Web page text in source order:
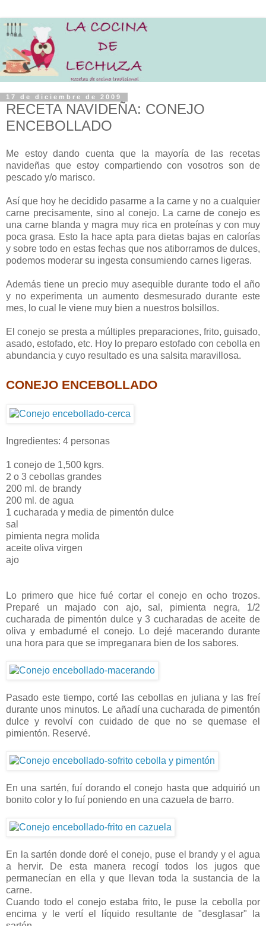
17 de diciembre de 2009
RECETA NAVIDEÑA: CONEJO
ENCEBOLLADO
Me estoy dando cuenta que la mayoría de las recetas
navideñas que estoy compartiendo con vosotros son de
pescado y/o marisco.
Así que hoy he decidido pasarme a la carne y no a cualquier
carne precisamente, sino al conejo. La carne de conejo es
una carne blanda y magra muy rica en proteínas y con muy
poca grasa. Esto la hace apta para dietas bajas en calorías
y sobre todo en estas fechas que nos atiborramos de dulces,
podemos moderar su ingesta consumiendo carnes ligeras.
Además tiene un precio muy asequible durante todo el año
y no experimenta un aumento desmesurado durante este
mes, lo cual le viene muy bien a nuestros bolsillos.
El conejo se presta a múltiples preparaciones, frito, guisado,
asado, estofado, etc. Hoy lo preparo estofado con cebolla en
abundancia y cuyo resultado es una salsita maravillosa.
CONEJO ENCEBOLLADO
Ingredientes: 4 personas
1 conejo de 1,500 kgrs.
2 o 3 cebollas grandes
200 ml. de brandy
200 ml. de agua
1 cucharada y media de pimentón dulce
sal
pimienta negra molida
aceite oliva virgen
ajo
Lo primero que hice fué cortar el conejo en ocho trozos.
Preparé un majado con ajo, sal, pimienta negra, 1/2
cucharada de pimentón dulce y 3 cucharadas de aceite de
oliva y embadurné el conejo. Lo dejé macerando durante
una hora para que se impreganara bien de los sabores.
Pasado este tiempo, corté las cebollas en juliana y las freí
durante unos minutos. Le añadí una cucharada de pimentón
dulce y revolví con cuidado de que no se quemase el
pimientón. Reservé.
En una sartén, fuí dorando el conejo hasta que adquirió un
bonito color y lo fuí poniendo en una cazuela de barro.
En la sartén donde doré el conejo, puse el brandy y el agua
a hervir. De esta manera recogí todos los jugos que
permanecían en ella y que llevan toda la sustancia de la
carne.
Cuando todo el conejo estaba frito, le puse la cebolla por
encima y le vertí el líquido resultante de "desglasar" la